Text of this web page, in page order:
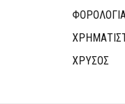
ΧΡΥΣΟΣ